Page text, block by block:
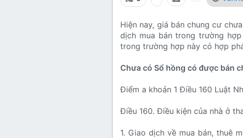
Hiện nay, giá bán chung cư
dịch mua bán trong trường
trong trường hợp này có hợp
Chưa có Sổ hồng có được bán
Điểm a khoản 1 Điều 160 Luật
Điều 160. Điều kiện của nhà ở
1. Giao dịch về mua bán, thuê